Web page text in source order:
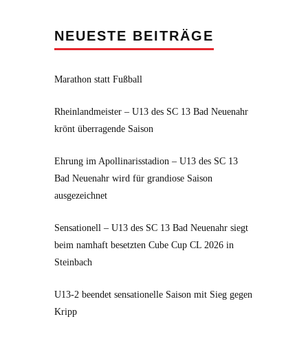
NEUESTE BEITRÄGE
Marathon statt Fußball
Rheinlandmeister – U13 des SC 13 Bad Neuenahr
krönt überragende Saison
Ehrung im Apollinarisstadion – U13 des SC 13
Bad Neuenahr wird für grandiose Saison
ausgezeichnet
Sensationell – U13 des SC 13 Bad Neuenahr siegt
beim namhaft besetzten Cube Cup CL 2026 in
Steinbach
U13-2 beendet sensationelle Saison mit Sieg gegen
Kripp